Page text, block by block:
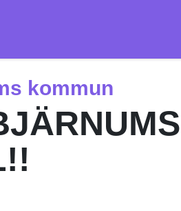
kommun